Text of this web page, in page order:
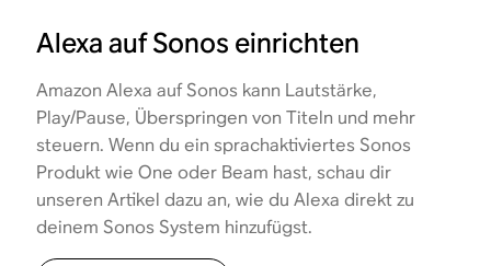
Alexa auf Sonos einrichten
Amazon Alexa auf Sonos kann Lautstärke,
Play/Pause, Überspringen von Titeln und mehr
steuern. Wenn du ein sprachaktiviertes Sonos
Produkt wie One oder Beam hast, schau dir
unseren Artikel dazu an, wie du Alexa direkt zu
deinem Sonos System hinzufügst.